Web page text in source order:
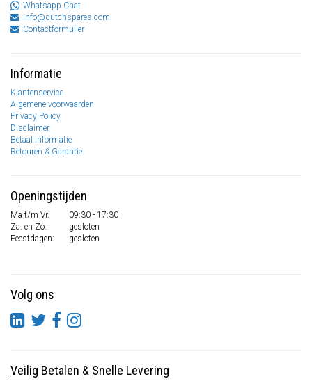
Whatsapp Chat
info@dutchspares.com
Contactformulier
Informatie
Klantenservice
Algemene voorwaarden
Privacy Policy
Disclaimer
Betaal informatie
Retouren & Garantie
Openingstijden
Ma t/m Vr.
09:30 - 17:30
Za. en Zo.
gesloten
Feestdagen:
gesloten
Volg ons
Veilig Betalen & Snelle Levering